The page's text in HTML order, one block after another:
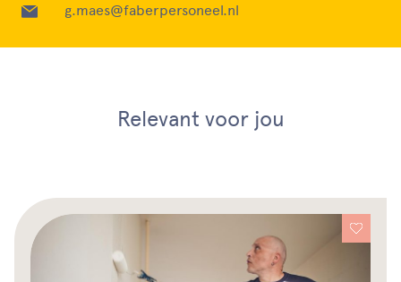
g.maes@faberpersoneel.nl
Relevant voor jou